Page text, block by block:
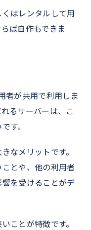
はレンタルして用
ば自作もできま
者が共用で利用しま
るサーバーは、こ
す。
なメリットです。
とや、他の利用者
を受けることがデ
ことが特徴です。